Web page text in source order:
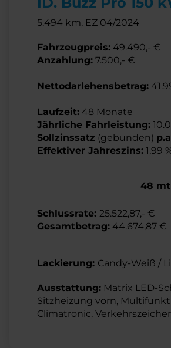
5.494 km, EZ 04/2024
Fahrzeugpreis: 49.490,- €
Anzahlung: 7.500,- €
Nettodarlehensbetrag:
Laufzeit: 48 Monate
Jährliche Fahrleistung:
Sollzinssatz (gebunden)
Effektiver Jahreszins: 1,99
48
Schlussrate: 25.522,87,- €
Gesamtbetrag: 44.674,87 €
Lackierung: Candy-Weiß /
Ausstattung: Matrix LED-
Sitzheizung vorn,
Climatronic,